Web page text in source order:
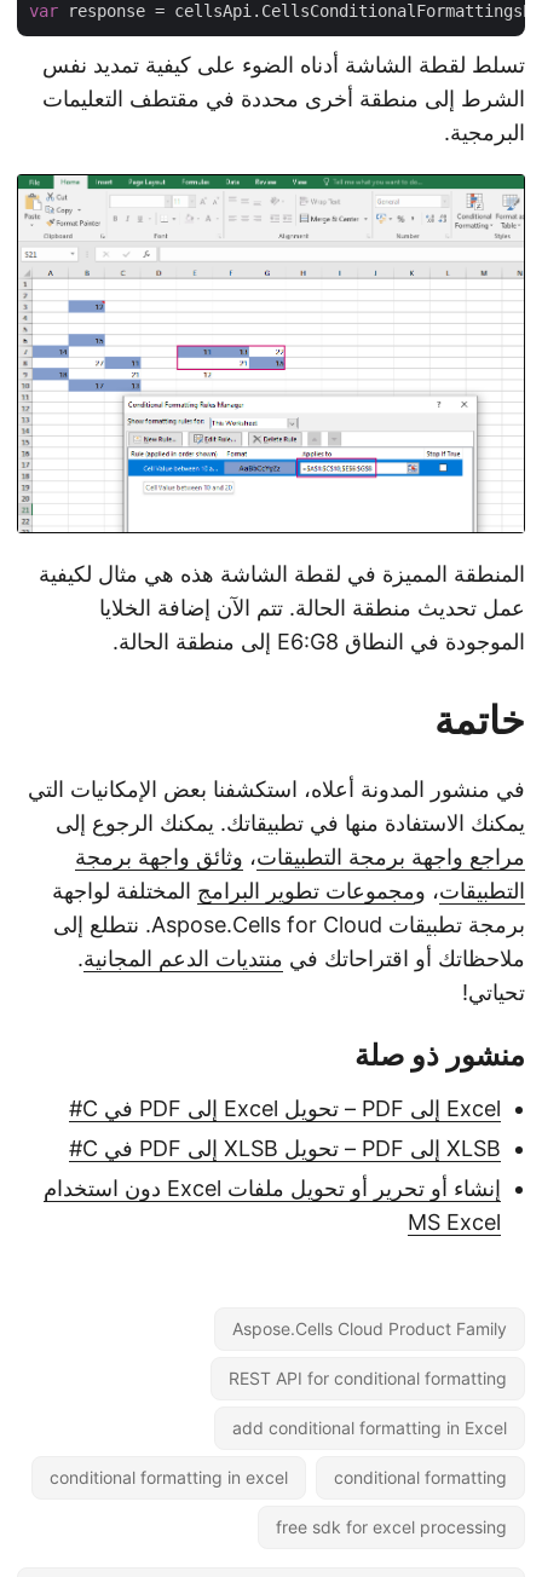
var
تسلط لقطة الشاشة أدناه الضوء على كيفية تمديد نفس
الشرط إلى منطقة أخرى محددة في مقتطف التعليمات
البرمجية.
المنطقة المميزة في لقطة الشاشة هذه هي مثال لكيفية
عمل تحديث منطقة الحالة. تتم الآن إضافة الخلايا
الموجودة في النطاق E6:G8 إلى منطقة الحالة.
خاتمة
في منشور المدونة أعلاه، استكشفنا بعض الإمكانيات التي
يمكنك الاستفادة منها في تطبيقاتك. يمكنك الرجوع إلى
مراجع واجهة برمجة التطبيقات،وثائق واجهة برمجة
التطبيقات، و مجموعات تطوير البرامجالمختلفة لواجهة
برمجة تطبيقات Aspose.Cells for Cloud. نتطلع إلى
ملاحظاتك أو اقتراحاتك في منتديات الدعم المجانية.
تحياتي!
منشور ذو صلة
Excel إلى PDF – تحويل Excel إلى PDF في C#
XLSB إلى PDF – تحويل XLSB إلى PDF في C#
إنشاء أو تحرير أو تحويل ملفات Excel دون استخدام
MS Excel
Aspose.Cells Cloud Product Family
REST API for conditional formatting
add conditional formatting in Excel
conditional formatting
conditional formatting in excel
free sdk for excel processing